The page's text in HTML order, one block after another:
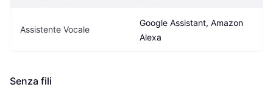
Assistente Vocale
Google Assistant, Amazon
Alexa
Senza fili